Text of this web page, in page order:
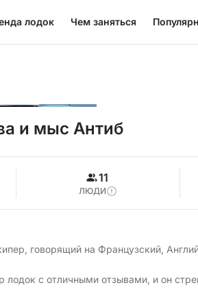
лодок Чем заняться
и мыс Антиб
11
ЛЮДИ
говорящий на Французский,
с отличными отзывами, и он